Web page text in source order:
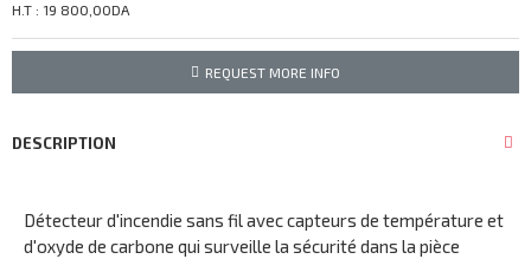
H.T : 19 800,00DA
REQUEST MORE INFO
DESCRIPTION
Détecteur d'incendie sans fil avec capteurs de température et
d'oxyde de carbone qui surveille la sécurité dans la pièce